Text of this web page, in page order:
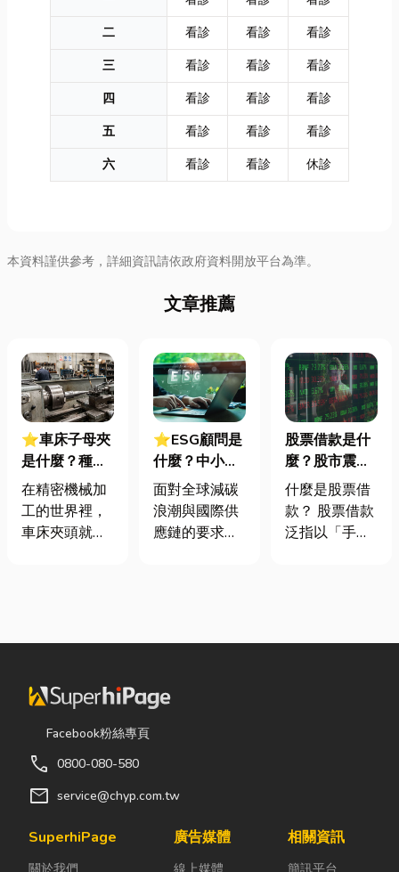
二
看診 看診
看診
三
看診 看診
看診
四
看診 看診
看診
五
看診 看診
看診
六
看診 看診 休診
本資料謹供參考，詳細資訊請依政府資料開放平台為準。
文章推薦
⭐車床子母夾
是什麼？種
類、規格挑選
與台灣採購推
薦完整指南
在精密機械加
工的世界裡，
車床夾頭就像
的工件。然
到少量多樣、
異形材或精密
棒材的訂單
往往需要耗費
大量時間拆裝
這時，車床子
⭐ESG顧問是
什麼？中小企
業挑選四大永
續顧問服務的
實用指南
面對全球減碳
浪潮與國際供
應鏈的要求，
要求提供「碳
書」。這讓不
什麼？我們公
真的需要找
股票借款是什
麼？股市震盪|
股票借款、股
票質借、當鋪
借款完整比較
什麼是股票借
款？ 股票借款
泛指以「手中
的融資方式，
為證券公司的
Facebook粉絲專頁
call 0800-080-580
mail service@chyp.com.tw
SuperhiPage
關於我們
廣告媒體
線上媒體
相關資訊
簡訊平台